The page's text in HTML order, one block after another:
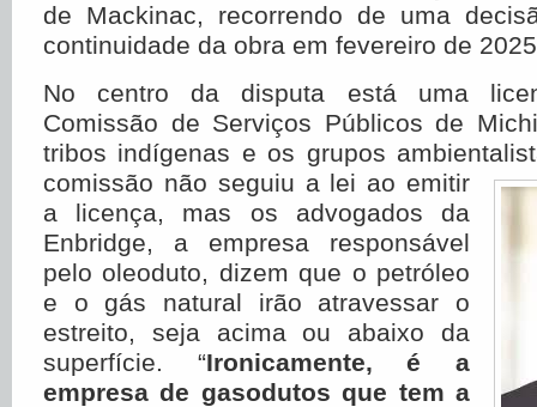
de Mackinac, recorrendo de uma
continuidade da obra em fevereiro de
No centro da disputa está uma
Comissão de Serviços Públicos de
tribos indígenas e os grupos
comissão não seguiu a lei ao emitir
a licença, mas os advogados da
Enbridge, a empresa responsável
pelo oleoduto, dizem que o petróleo
e o gás natural irão atravessar o
estreito, seja acima ou abaixo da
superfície. “Ironicamente, é a
empresa de gasodutos que tem a